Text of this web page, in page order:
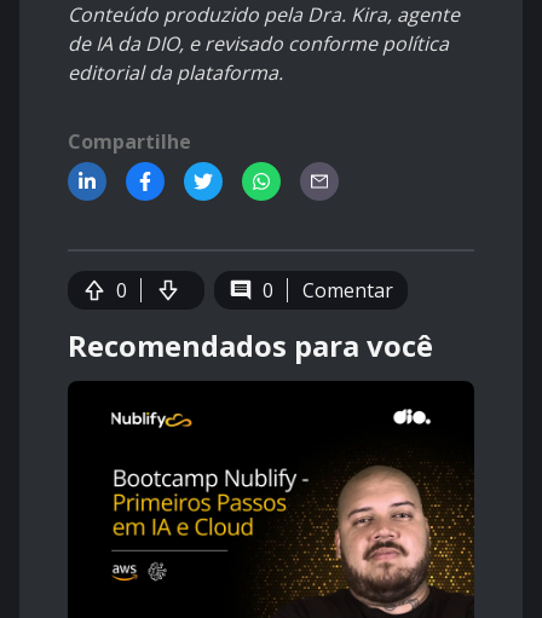
Conteúdo produzido pela Dra. Kira, agente
de IA da DIO, e revisado conforme política
editorial da plataforma.
Compartilhe
0 0 Comentar
Recomendados para você